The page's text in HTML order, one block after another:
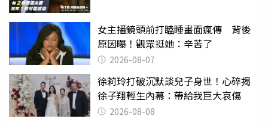
女主播鏡頭前打瞌睡畫面瘋傳 背後
原因曝！觀眾挺她：辛苦了
2026-08-07
徐莉玲打破沉默談兒子身世！心碎揭
徐子翔輕生內幕：帶給我巨大哀傷
2026-08-08